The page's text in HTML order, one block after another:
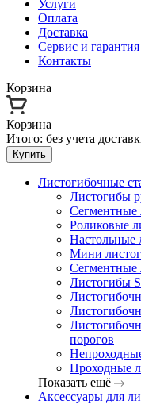
Услуги
Оплата
Доставка
Сервис и гарантия
Контакты
Корзина
Корзина
Итого: без учета
Купить
Листогибочные
Листогибы
Сегментные
Роликовые
Настольные
Мини
Сегментные
Листогибы
порогов
Проходные
Показать ещё
Аксессуары для